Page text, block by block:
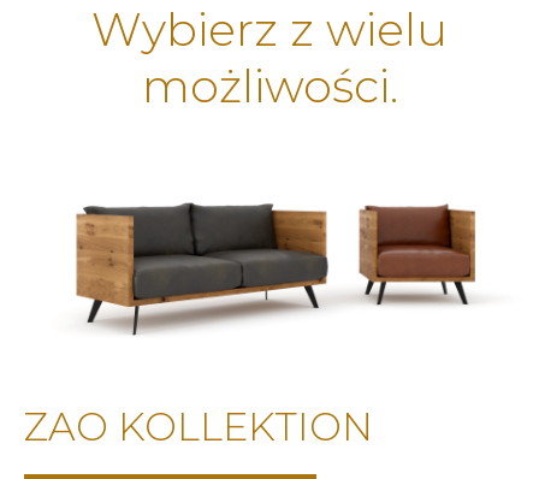
Wybierz z wielu
możliwości.
ZAO KOLLEKTION